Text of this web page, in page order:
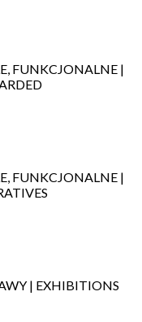
FUNKCJONALNE |
FUNKCJONALNE |
| EXHIBITIONS